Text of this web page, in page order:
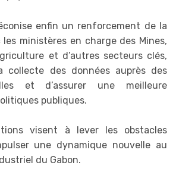
enfin un renforcement de la
ministères en charge des Mines,
et d’autres secteurs clés,
collecte des données auprès des
et d’assurer une meilleure
publiques.
visent à lever les obstacles
une dynamique nouvelle au
du Gabon.